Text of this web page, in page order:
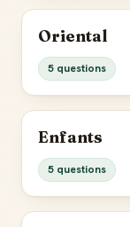
Oriental
5 questions
Enfants
5 questions